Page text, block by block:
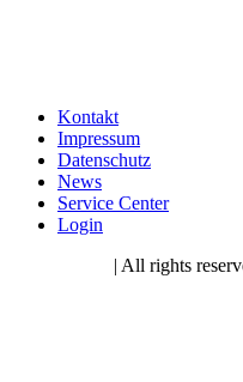
Kontakt
Impressum
Datenschutz
News
Service Center
Login
| All rights